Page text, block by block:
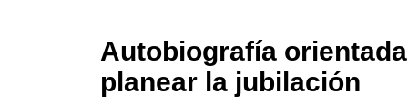
Autobiografía
planear la jubilación